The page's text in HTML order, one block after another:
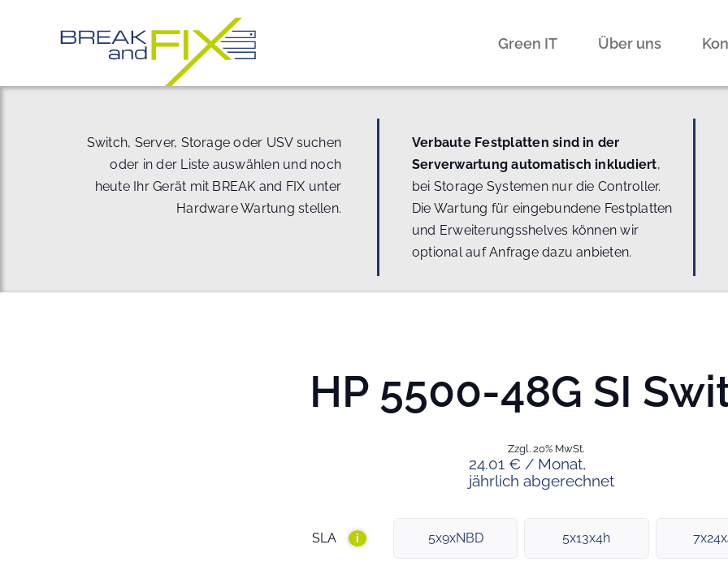
Green IT Über uns
Switch, Server, Storage oder USV suchen
oder in der Liste auswählen und noch
heute Ihr Gerät mit BREAK and FIX unter
Hardware Wartung stellen.
Verbaute Festplatten sind in der
Serverwartung automatisch inkludiert,
bei Storage Systemen nur die Controller.
Die Wartung für eingebundene Festplatten
und Erweiterungsshelves können wir
optional auf Anfrage dazu anbieten.
HP 5500-48G SI
24.01 € / Monat,
jährlich abgerechnet
Zzgl. 20% MwSt.
SLA i 5x9xNBD 5x13x4h